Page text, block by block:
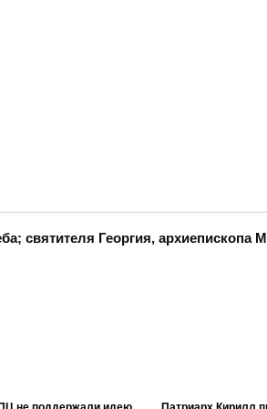
святителя Георгия, архиепископа